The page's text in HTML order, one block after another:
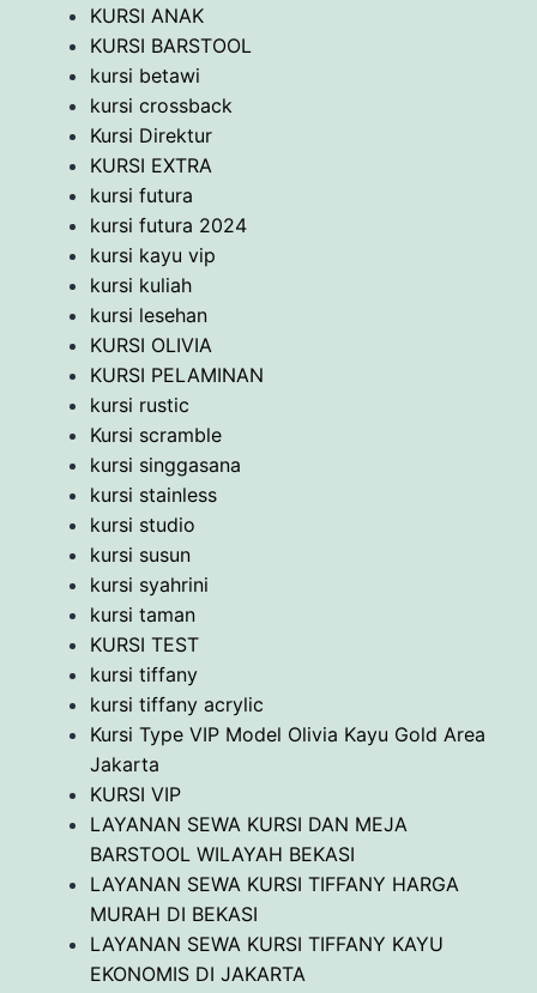
KURSI ANAK
KURSI BARSTOOL
kursi betawi
kursi crossback
Kursi Direktur
KURSI EXTRA
kursi futura
kursi futura 2024
kursi kayu vip
kursi kuliah
kursi lesehan
KURSI OLIVIA
KURSI PELAMINAN
kursi rustic
Kursi scramble
kursi singgasana
kursi stainless
kursi studio
kursi susun
kursi syahrini
kursi taman
KURSI TEST
kursi tiffany
kursi tiffany acrylic
Kursi Type VIP Model Olivia Kayu Gold Area
Jakarta
KURSI VIP
LAYANAN SEWA KURSI DAN MEJA
BARSTOOL WILAYAH BEKASI
LAYANAN SEWA KURSI TIFFANY HARGA
MURAH DI BEKASI
LAYANAN SEWA KURSI TIFFANY KAYU
EKONOMIS DI JAKARTA